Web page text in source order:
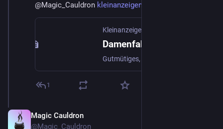
@Magic_Cauldron kleinanzeigen.de/s-anzeige/dam
Kleinanzeigen
Damenfahrrad 26"
1
Magic Cauldron
@Magic_Cauldron